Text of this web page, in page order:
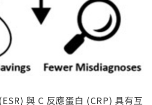
與 C 反應蛋白 (CRP) 具有互